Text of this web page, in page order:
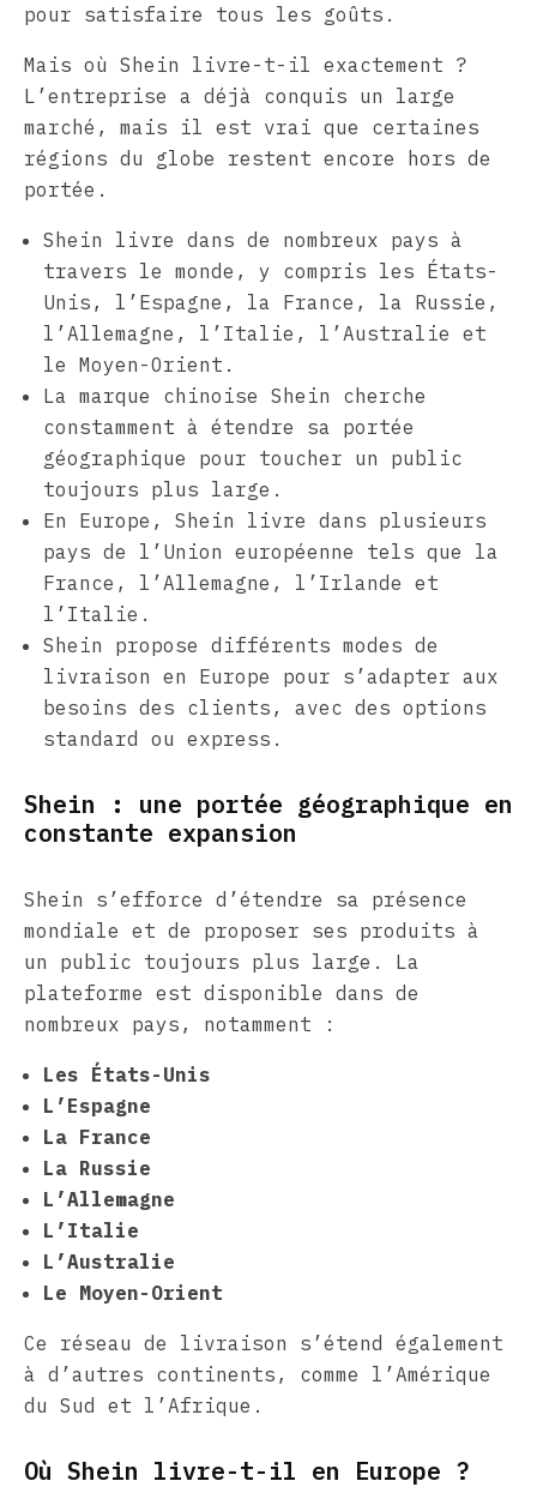
pour satisfaire tous les goûts.
Mais où Shein livre-t-il exactement ?
L’entreprise a déjà conquis un large
marché, mais il est vrai que certaines
régions du globe restent encore hors de
portée.
Shein livre dans de nombreux pays à
travers le monde, y compris les États-
Unis, l’Espagne, la France, la Russie,
l’Allemagne, l’Italie, l’Australie et
le Moyen-Orient.
La marque chinoise Shein cherche
constamment à étendre sa portée
géographique pour toucher un public
toujours plus large.
En Europe, Shein livre dans plusieurs
pays de l’Union européenne tels que la
France, l’Allemagne, l’Irlande et
l’Italie.
Shein propose différents modes de
livraison en Europe pour s’adapter aux
besoins des clients, avec des options
standard ou express.
Shein : une portée géographique en
constante expansion
Shein s’efforce d’étendre sa présence
mondiale et de proposer ses produits à
un public toujours plus large. La
plateforme est disponible dans de
nombreux pays, notamment :
Les États-Unis
L’Espagne
La France
La Russie
L’Allemagne
L’Italie
L’Australie
Le Moyen-Orient
Ce réseau de livraison s’étend également
à d’autres continents, comme l’Amérique
du Sud et l’Afrique.
Où Shein livre-t-il en Europe ?